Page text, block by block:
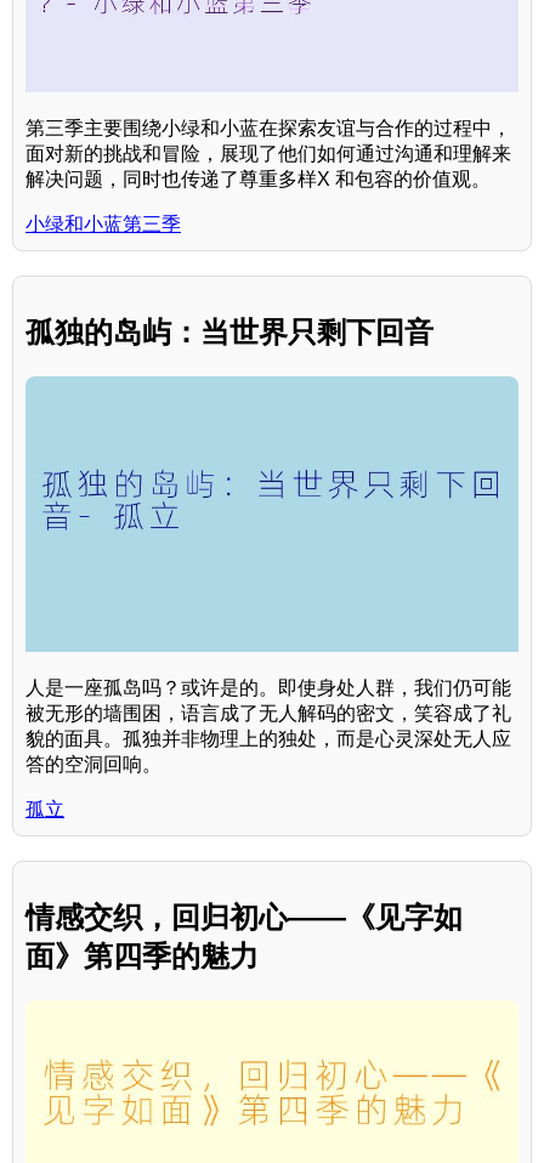
第三季主要围绕小绿和小蓝在探索友谊与合作的过程中，
面对新的挑战和冒险，展现了他们如何通过沟通和理解来
解决问题，同时也传递了尊重多样X 和包容的价值观。
小绿和小蓝第三季
孤独的岛屿：当世界只剩下回音
人是一座孤岛吗？或许是的。即使身处人群，我们仍可能
被无形的墙围困，语言成了无人解码的密文，笑容成了礼
貌的面具。孤独并非物理上的独处，而是心灵深处无人应
答的空洞回响。
孤立
情感交织，回归初心——《见字如
面》第四季的魅力